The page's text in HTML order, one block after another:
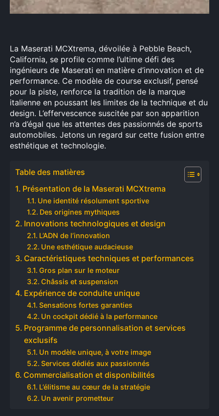
La Maserati MCXtrema, dévoilée à Pebble Beach,
California, se profile comme l’ultime défi des
ingénieurs de Maserati en matière d’innovation et de
performance. Ce modèle de course exclusif, pensé
pour la piste, renforce la tradition de la marque
italienne en poussant les limites de la technique et du
design. L’effervescence suscitée par son apparition
n’a d’égal que les attentes des passionnés de sports
automobiles. Jetons un regard sur cette fusion entre
esthétique et technologie.
Table des matières
Présentation de la Maserati MCXtrema
Une identité résolument sportive
Des origines mythiques
Innovations technologiques et design
L’ADN de l’innovation
Une esthétique audacieuse
Caractéristiques techniques et performances
Gros plan sur le moteur
Châssis et suspension
Expérience de conduite unique
Sensations fortes garanties
Un cockpit dédié à la performance
Programme de personnalisation et services
exclusifs
Un modèle unique, à votre image
Services dédiés aux passionnés
Commercialisation et disponibilités
L’élitisme au cœur de la stratégie
Un avenir prometteur